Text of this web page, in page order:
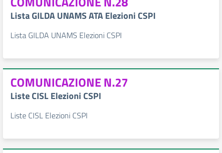
Lista GILDA UNAMS ATA Elezioni CSPI
Lista GILDA UNAMS Elezioni CSPI
COMUNICAZIONE N.27
Liste CISL Elezioni CSPI
Liste CISL Elezioni CSPI